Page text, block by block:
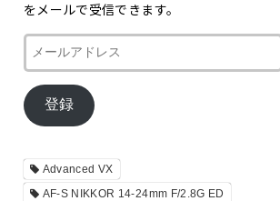
をメールで受信できます。
ル
ア
ド
ス
登録
Advanced VX
AF-S NIKKOR 14-24mm F/2.8G ED